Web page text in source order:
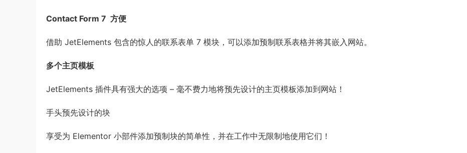
Contact Form 7 方便
借助 JetElements 包含的惊人的联系表单 7 模块，可以添加预制联系表格并将其嵌入网站。
多个主页模板
JetElements 插件具有强大的选项 – 毫不费力地将预先设计的主页模板添加到网站！
手头预先设计的块
享受为 Elementor 小部件添加预制块的简单性，并在工作中无限制地使用它们！